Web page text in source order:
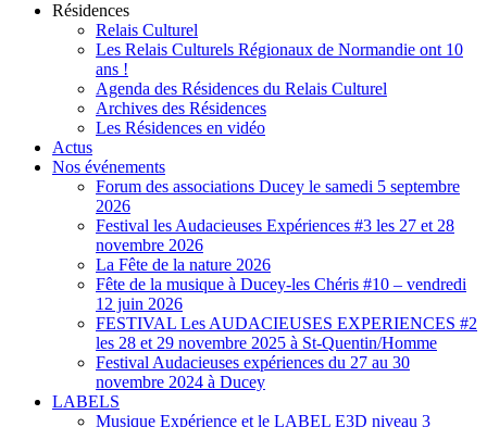
Résidences
Relais Culturel
Les Relais Culturels Régionaux de Normandie ont 10
ans !
Agenda des Résidences du Relais Culturel
Archives des Résidences
Les Résidences en vidéo
Actus
Nos événements
Forum des associations Ducey le samedi 5 septembre
2026
Festival les Audacieuses Expériences #3 les 27 et 28
novembre 2026
La Fête de la nature 2026
Fête de la musique à Ducey-les Chéris #10 – vendredi
12 juin 2026
FESTIVAL Les AUDACIEUSES EXPERIENCES #2
les 28 et 29 novembre 2025 à St-Quentin/Homme
Festival Audacieuses expériences du 27 au 30
novembre 2024 à Ducey
LABELS
Musique Expérience et le LABEL E3D niveau 3